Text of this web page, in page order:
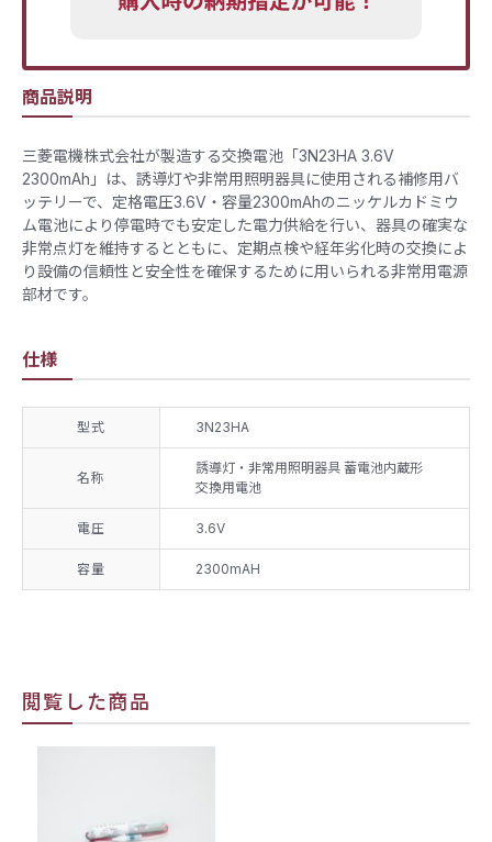
商品説明
三菱電機株式会社が製造する交換電池「3N23HA 3.6V
2300mAh」は、誘導灯や非常用照明器具に使用される補修用バ
ッテリーで、定格電圧3.6V・容量2300mAhのニッケルカドミウ
ム電池により停電時でも安定した電力供給を行い、器具の確実な
非常点灯を維持するとともに、定期点検や経年劣化時の交換によ
り設備の信頼性と安全性を確保するために用いられる非常用電源
部材です。
仕様
型式 3N23HA
名称
誘導灯・非常用照明器具 蓄電池内蔵形
交換用電池
電圧 3.6V
容量 2300mAH
閲覧した商品